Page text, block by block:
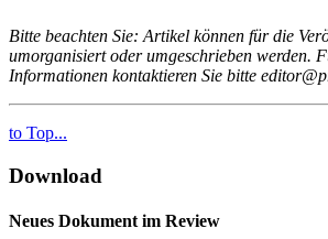
Bitte beachten Sie: Artikel können für die
umorganisiert oder umgeschrieben werden.
Informationen kontaktieren Sie bitte
to Top...
Download
Neues Dokument im Review